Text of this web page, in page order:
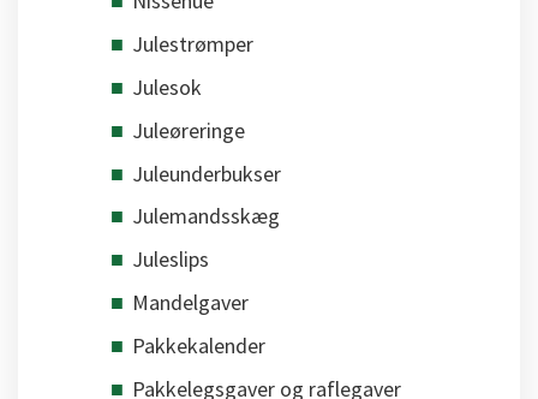
Julestrømper
Julesok
Juleøreringe
Juleunderbukser
Julemandsskæg
Juleslips
Mandelgaver
Pakkekalender
Pakkelegsgaver og raflegaver